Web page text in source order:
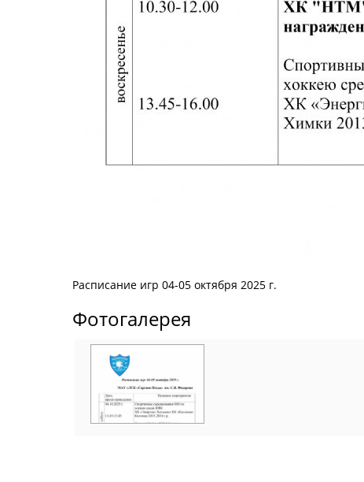
Расписание игр 04-05 октября 2025 г.
Фотогалерея